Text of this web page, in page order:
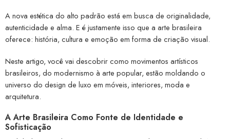
A nova estética do alto padrão está em busca de originalidade,
autenticidade e alma. E é justamente isso que a arte brasileira
oferece: história, cultura e emoção em forma de criação visual.
Neste artigo, você vai descobrir como movimentos artísticos
brasileiros, do modernismo à arte popular, estão moldando o
universo do design de luxo em móveis, interiores, moda e
arquitetura.
A Arte Brasileira Como Fonte de Identidade e
Sofisticação